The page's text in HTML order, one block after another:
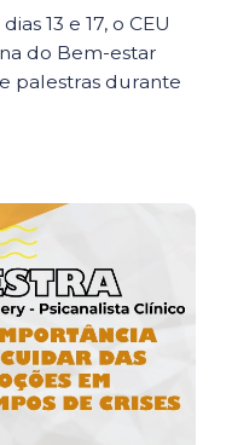
13 e 17, o CEU
do Bem-estar
palestras durante